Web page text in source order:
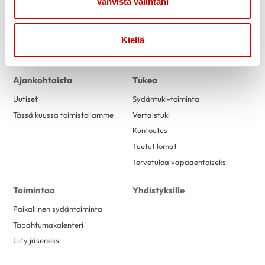
Kiellä
Ajankohtaista
Uutiset
Tässä kuussa toimistollamme
Tukea
Sydäntuki-toiminta
Vertaistuki
Kuntoutus
Tuetut lomat
Tervetuloa vapaaehtoiseksi
Toimintaa
Paikallinen sydäntoiminta
Tapahtumakalenteri
Liity jäseneksi
Yhdistyksille